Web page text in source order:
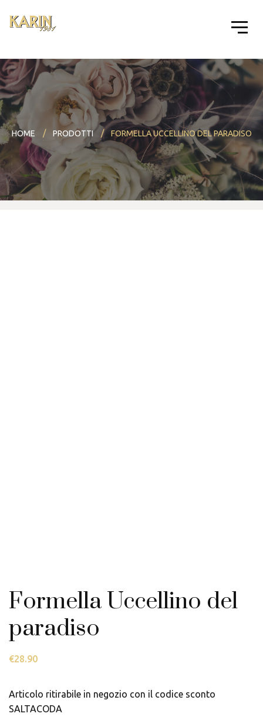
HOME PRODOTTI FORMELLA UCCELLINO DEL PARADISO
Formella Uccellino del
paradiso
€28.90
Articolo ritirabile in negozio con il codice sconto
SALTACODA